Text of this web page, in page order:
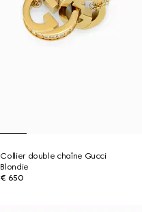
Collier double chaîne Gucci
Blondie
€ 650